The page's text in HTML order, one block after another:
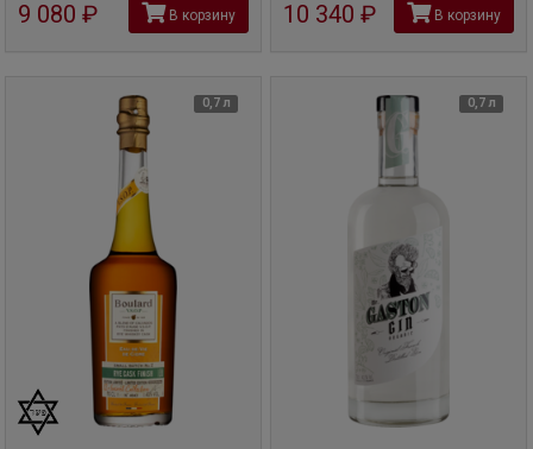
9 080 руб В корзину 10 340 рубВ корзину
0,7 л 0,7 л